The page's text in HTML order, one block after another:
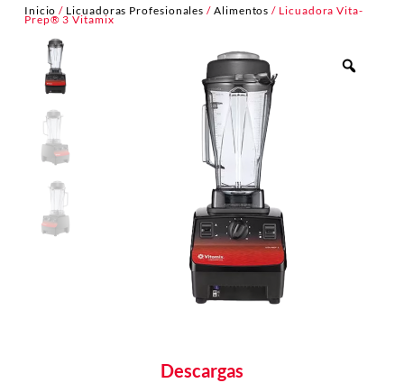
Inicio / Licuadoras Profesionales /Alimentos / Licuadora Vita-
Prep® 3 Vitamix
Descargas